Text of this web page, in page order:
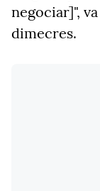
negociar]",
dimecres.